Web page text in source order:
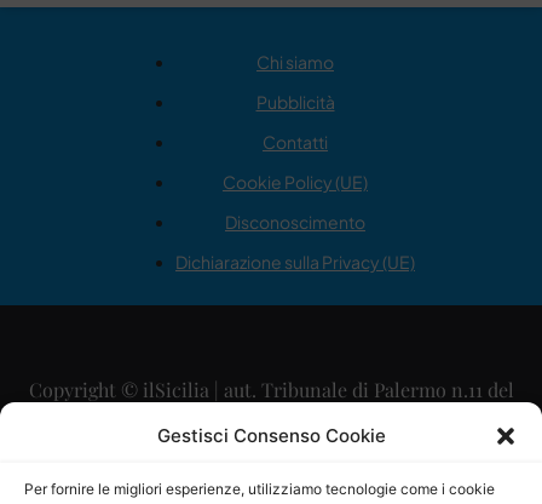
Gestisci Consenso Cookie
Per fornire le migliori esperienze, utilizziamo tecnologie come i cookie
Chi siamo
Pubblicità
Contatti
Cookie Policy (UE)
Disconoscimento
Dichiarazione sulla Privacy (UE)
Copyright © ilSicilia | aut. Tribunale di Palermo n.11 del
29/09/2015